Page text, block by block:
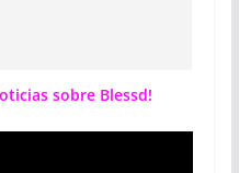
sobre Blessd!